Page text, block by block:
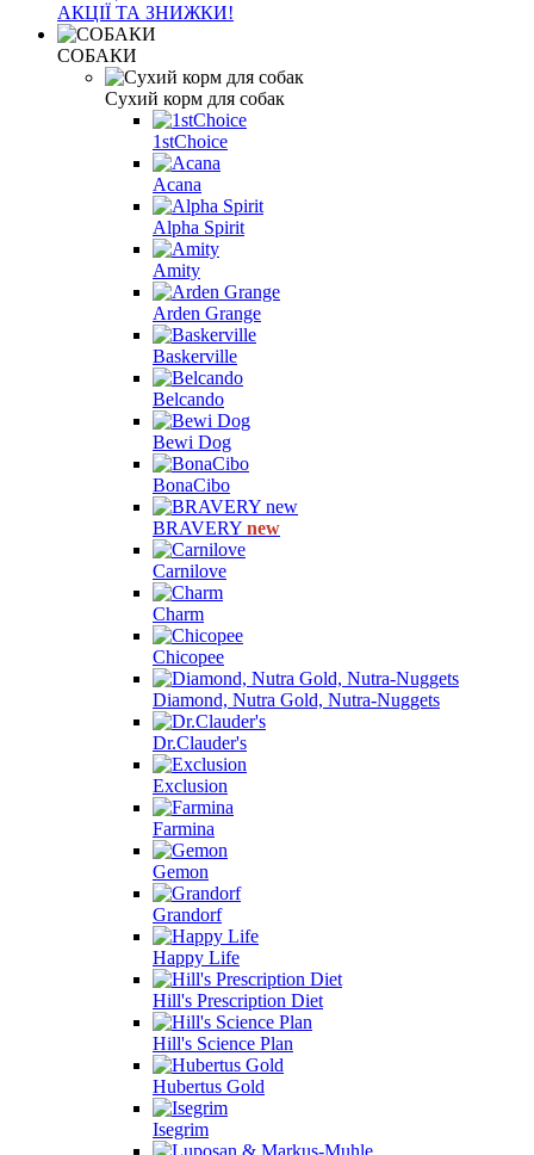
АКЦІЇ ТА ЗНИЖКИ!
СОБАКИ
Сухий корм для собак
1stChoice
Acana
Alpha Spirit
Amity
Arden Grange
Baskerville
Belcando
Bewi Dog
BonaCibo
BRAVERY new
Carnilove
Charm
Chicopee
Diamond, Nutra Gold, Nutra-Nuggets
Dr.Clauder's
Exclusion
Farmina
Gemon
Grandorf
Happy Life
Hill's Prescription Diet
Hill's Science Plan
Hubertus Gold
Isegrim